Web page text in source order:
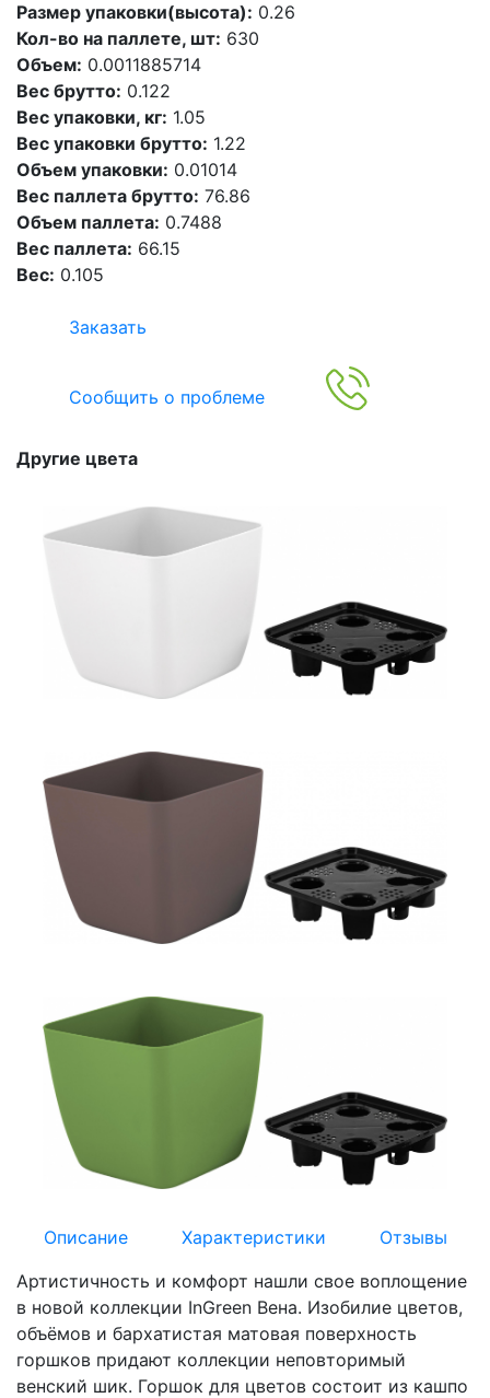
Размер упаковки(высота): 0.26
Кол-во на паллете, шт: 630
Объем: 0.0011885714
Вес брутто: 0.122
Вес упаковки, кг: 1.05
Вес упаковки брутто: 1.22
Объем упаковки: 0.01014
Вес паллета брутто: 76.86
Объем паллета: 0.7488
Вес паллета: 66.15
Вес: 0.105
Заказать
Сообщить о проблеме
Другие цвета
Описание Характеристики
Отзывы
Артистичность и комфорт нашли свое воплощение
в новой коллекции InGreen Вена. Изобилие цветов,
объёмов и бархатистая матовая поверхность
горшков придают коллекции неповторимый
венский шик. Горшок для цветов состоит из кашпо